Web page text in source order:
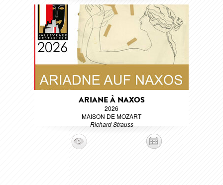
ARIANE À NAXOS
2026
MAISON DE MOZART
Richard Strauss